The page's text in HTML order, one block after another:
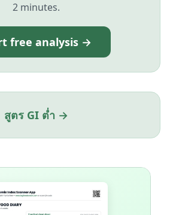
2 minutes.
free analysis →
สูตร GI ต่ำ →